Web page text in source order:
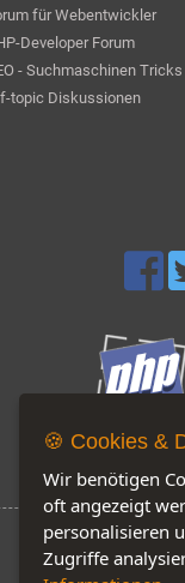
für Webentwickler
Developer Forum
- Suchmaschinen
topic Diskussionen
Jetzt auf
🍪 Cookies &
Wir benötigen
oft angezeigt
personalisieren
Zugriffe